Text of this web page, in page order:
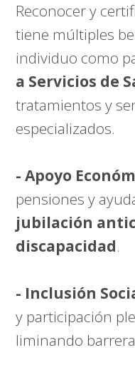
Reconocer y
tiene múltiples
individuo como
a Servicios de
tratamientos y
especializados.
- Apoyo
pensiones y
jubilación
discapacidad.
- Inclusión
y participación
liminando